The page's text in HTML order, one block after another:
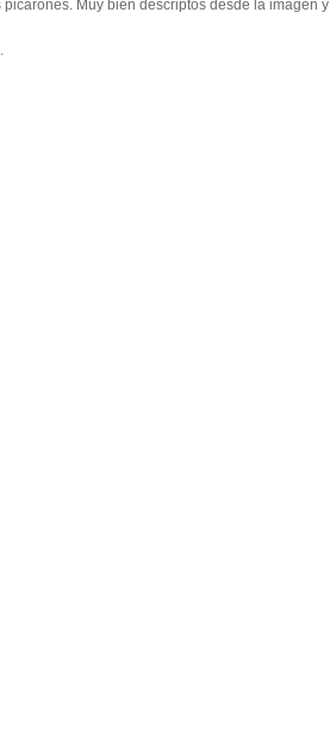
Muy bien descriptos desde la imagen